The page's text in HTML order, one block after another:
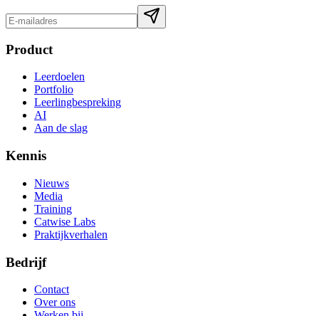
Product
Leerdoelen
Portfolio
Leerlingbespreking
AI
Aan de slag
Kennis
Nieuws
Media
Training
Catwise Labs
Praktijkverhalen
Bedrijf
Contact
Over ons